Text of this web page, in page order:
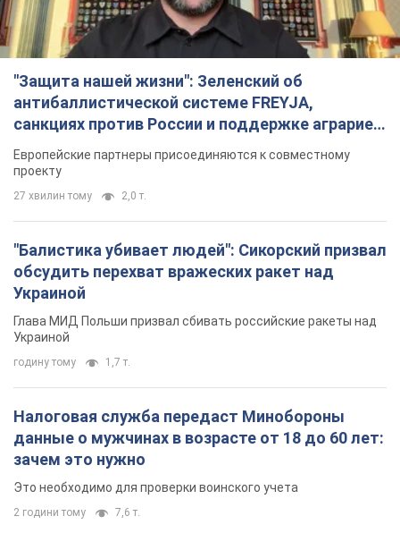
"Защита нашей жизни": Зеленский об
антибаллистической системе FREYJA,
санкциях против России и поддержке аграриев.
Видео
Европейские партнеры присоединяются к совместному
проекту
27 хвилин тому 2,0 т.
"Балистика убивает людей": Сикорский призвал
обсудить перехват вражеских ракет над
Украиной
Глава МИД Польши призвал сбивать российские ракеты над
Украиной
годину тому 1,7 т.
Налоговая служба передаст Минобороны
данные о мужчинах в возрасте от 18 до 60 лет:
зачем это нужно
Это необходимо для проверки воинского учета
2 години тому 7,6 т.